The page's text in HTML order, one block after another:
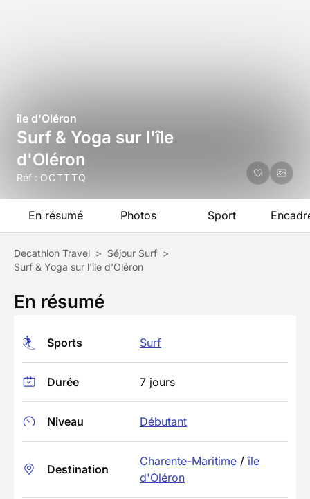
île d'Oléron
Surf & Yoga sur l'île
d'Oléron
Réf : OCTTTQ
En résumé Photos Sport
Decathlon Travel > Séjour Surf >
Surf & Yoga sur l'île d'Oléron
En résumé
Sports Surf
Durée 7 jours
Niveau Débutant
Destination
Charente-Maritime /île
d'Oléron